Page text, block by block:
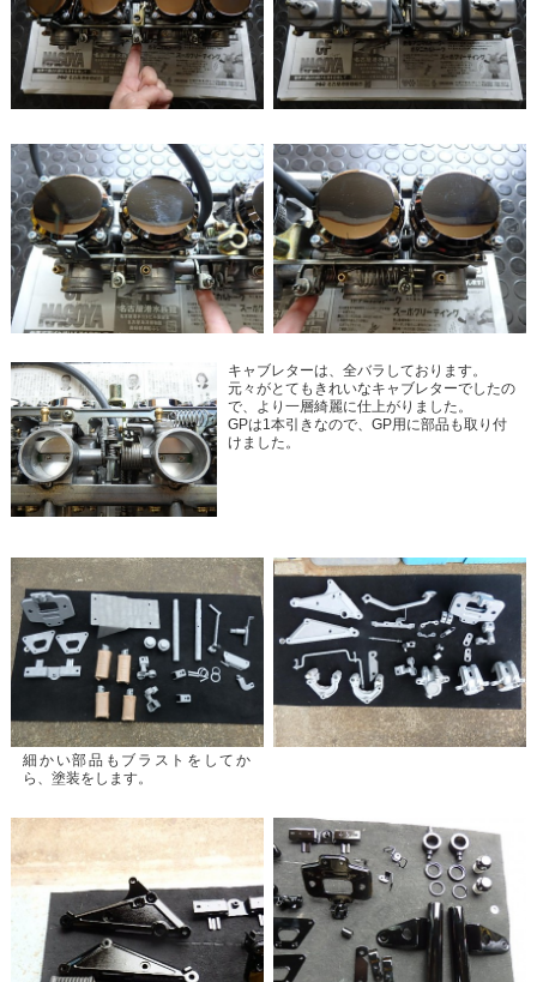
キャブレターは、全バラしております。
元々がとてもきれいなキャブレターでしたの
で、より一層綺麗に仕上がりました。
GPは1本引きなので、GP用に部品も取り付
けました。
細かい部品もブラストをしてか
ら、塗装をします。